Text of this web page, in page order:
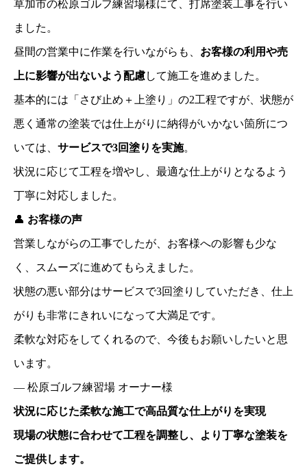
草加市の松原ゴルフ練習場様にて、打席塗装工事を行い
ました。
昼間の営業中に作業を行いながらも、 お客様の利用や売
上に影響が出ないよう配慮して施工を進めました。
基本的には「さび止め＋上塗り」の2工程ですが、状態が
悪く通常の塗装では仕上がりに納得がいかない箇所につ
いては、 サービスで3回塗りを実施。
状況に応じて工程を増やし、最適な仕上がりとなるよう
丁寧に対応しました。
👤 お客様の声
営業しながらの工事でしたが、お客様への影響も少な
く、スムーズに進めてもらえました。
状態の悪い部分はサービスで3回塗りしていただき、仕上
がりも非常にきれいになって大満足です。
柔軟な対応をしてくれるので、今後もお願いしたいと思
います。
― 松原ゴルフ練習場 オーナー様
状況に応じた柔軟な施工で高品質な仕上がりを実現
現場の状態に合わせて工程を調整し、より丁寧な塗装を
ご提供します。